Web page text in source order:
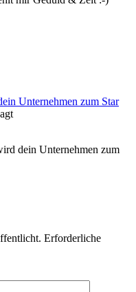
Unternehmen zum Star
dein Unternehmen zum
Erforderliche